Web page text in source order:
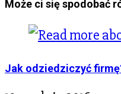
Może ci się spodobać
Jak odziedziczyć